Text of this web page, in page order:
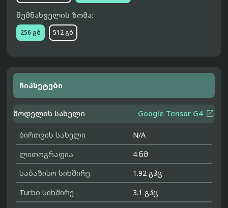
შემნახველის ზომა:
256 გბ 512 გბ
ჩიპსეტები
მოდელის სახელი Google Tensor G4 
ბირთვის სახელი
N/A
ლითოგრაფია
4 ნმ
საბაზისო სიხშირე
1.92 გჰც
Turbo სიხშირე
3.1 გჰც